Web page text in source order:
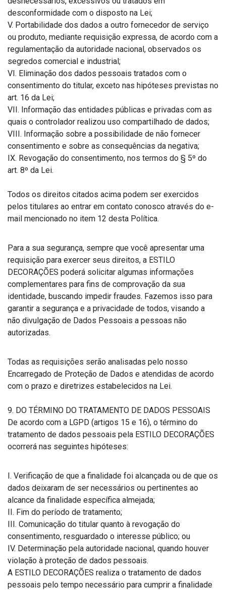
desconformidade com o disposto na Lei;
V. Portabilidade dos dados a outro fornecedor de serviço
ou produto, mediante requisição expressa, de acordo com a
regulamentação da autoridade nacional, observados os
segredos comercial e industrial;
VI. Eliminação dos dados pessoais tratados com o
consentimento do titular, exceto nas hipóteses previstas no
art. 16 da Lei;
VII. Informação das entidades públicas e privadas com as
quais o controlador realizou uso compartilhado de dados;
VIII. Informação sobre a possibilidade de não fornecer
consentimento e sobre as consequências da negativa;
IX. Revogação do consentimento, nos termos do § 5º do
art. 8º da Lei.
Todos os direitos citados acima podem ser exercidos
pelos titulares ao entrar em contato conosco através do e-
mail mencionado no item 12 desta Política.
Para a sua segurança, sempre que você apresentar uma
requisição para exercer seus direitos, a ESTILO
DECORAÇÕES poderá solicitar algumas informações
complementares para fins de comprovação da sua
identidade, buscando impedir fraudes. Fazemos isso para
garantir a segurança e a privacidade de todos, visando a
não divulgação de Dados Pessoais a pessoas não
autorizadas.
Todas as requisições serão analisadas pelo nosso
Encarregado de Proteção de Dados e atendidas de acordo
com o prazo e diretrizes estabelecidos na Lei.
9. DO TÉRMINO DO TRATAMENTO DE DADOS PESSOAIS
De acordo com a LGPD (artigos 15 e 16), o término do
tratamento de dados pessoais pela ESTILO DECORAÇÕES
ocorrerá nas seguintes hipóteses:
I. Verificação de que a finalidade foi alcançada ou de que os
dados deixaram de ser necessários ou pertinentes ao
alcance da finalidade específica almejada;
II. Fim do período de tratamento;
III. Comunicação do titular quanto à revogação do
consentimento, resguardado o interesse público; ou
IV. Determinação pela autoridade nacional, quando houver
violação à proteção de dados pessoais.
A ESTILO DECORAÇÕES realiza o tratamento de dados
pessoais pelo tempo necessário para cumprir a finalidade